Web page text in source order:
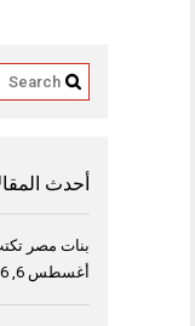
أحدث
بنات مصر
أغسطس 6, 2026